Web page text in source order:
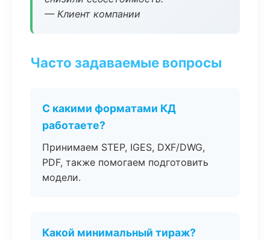
— Клиент компании
Часто задаваемые вопросы
С какими форматами КД
работаете?
Принимаем STEP, IGES, DXF/DWG,
PDF, также помогаем подготовить
модели.
Какой минимальный тираж?